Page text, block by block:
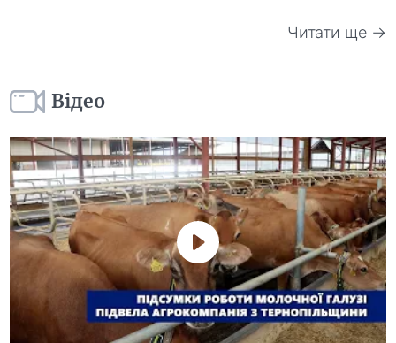
Читати ще →
Відео